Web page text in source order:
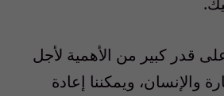
قدر كبير من الأهمية لأجل
والإنسان، ويمكننا إعادة